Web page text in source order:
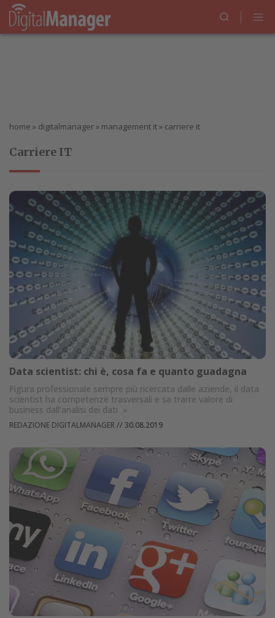
home » digitalmanager» management it» carriere it
Carriere IT
Data scientist: chi è, cosa fa e quanto guadagna
Figura professionale sempre più ricercata dalle aziende, il data
scientist ha competenze trasversali e sa trarre valore di
business dall’analisi dei dati »
REDAZIONE DIGITALMANAGER// 30.08.2019